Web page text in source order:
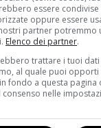
essere
oppure essere
partner potremmo
Elenco dei partner.
trattare i tuoi dati
al quale puoi
fondo a questa
nelle